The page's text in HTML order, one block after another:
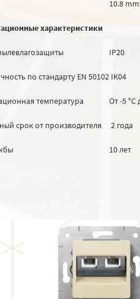
10.8 mm
характеристики
IP20
по стандарту EN 50102 IK04
температура От -5 °C
срок от производителя 2 года
10 лет